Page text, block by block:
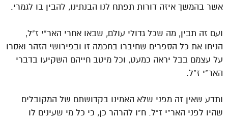
אשר בהמשך איזה דורות תפתח לנו הבנתינו, להבין בו לגמרי.
ועם זה תבין, מה שכל גדולי עולם, שבאו אחרי האר"י ז"ל,
הניחו את כל הספרים שחיברו בחכמה זו ובפירושי הזהר ואסרו
על עצמם בבל יראה כמעט, וכל מיטב חייהם השקיעו בדברי
האר"י ז"ל.
ותדע שאין זה מפני שלא האמינו בקדושתם של המקובלים
שהיו לפני האר"י ז"ל. ח"ו להרהר כן, כי כל מי שעינים לו